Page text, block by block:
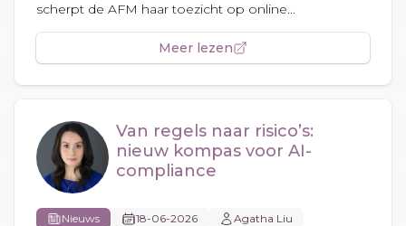
scherpt de AFM haar toezicht op online...
Meer lezen
Van regels naar risico’s:
nieuw kompas voor AI-
compliance
Nieuws 18-06-2026 Agatha Liu